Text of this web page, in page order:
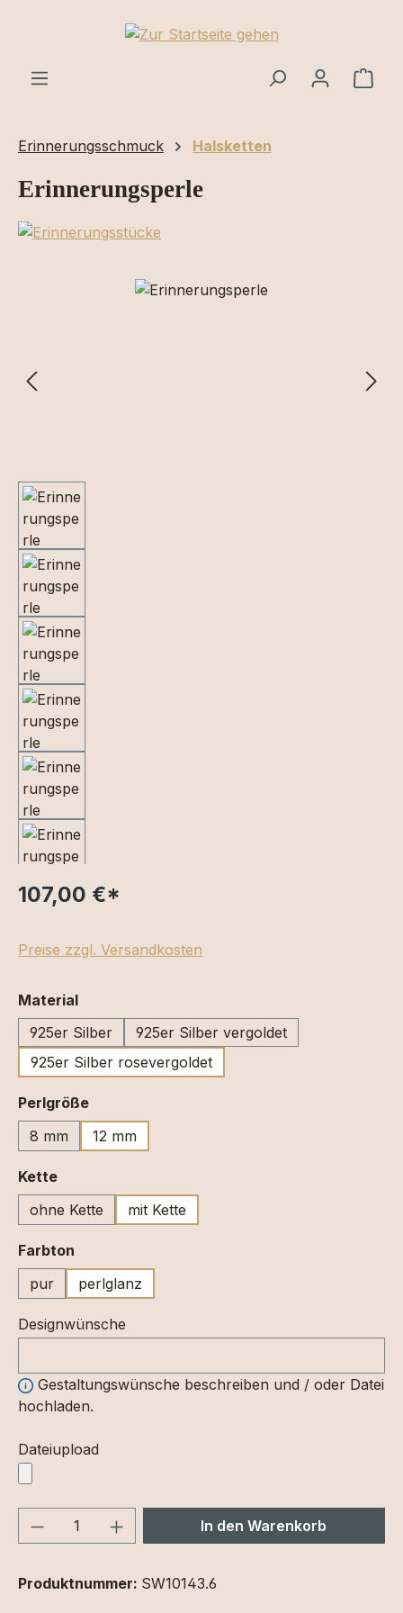
Zum Hauptinhalt springen
Erinnerungsschmuck Halsketten
Erinnerungsperle
Bildergalerie überspringen
107,00 €*
Preise zzgl. Versandkosten
Materialauswählen
925er Silber
925er Silber vergoldet
925er Silber rosevergoldet
Perlgrößeauswählen
8 mm
12 mm
Ketteauswählen
ohne Kette
mit Kette
Farbton
pur
perlglanz
Designwünsche
Gestaltungswünsche beschreiben und / oder Datei
hochladen.
Dateiupload
Produkt Anzahl: Gib denIn den Warenkorb
Produktnummer: SW10143.6